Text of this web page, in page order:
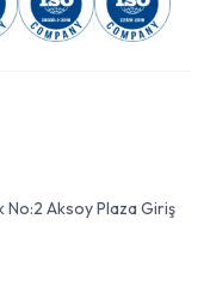
No:2 Aksoy Plaza Giriş